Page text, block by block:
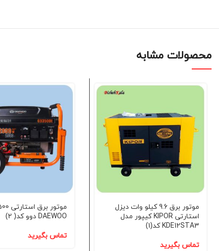
محصولات مشابه
موتور برق 9.6 کیلو وات دیزل
استارتی KIPOR کیپور مدل
KDE12STA3 کد(1)
تماس بگیرید
DAEWOO دوو کد( 2)
تماس بگیرید